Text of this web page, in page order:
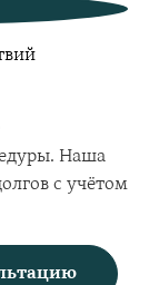
Наша
с учётом